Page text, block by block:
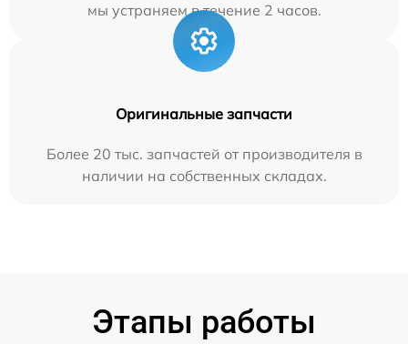
мы устраняем в течение 2 часов.
Оригинальные запчасти
Более 20 тыс. запчастей от производителя в
наличии на собственных складах.
Этапы работы